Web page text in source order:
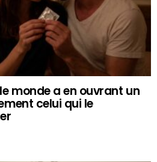
monde a en ouvrant un
celui qui le